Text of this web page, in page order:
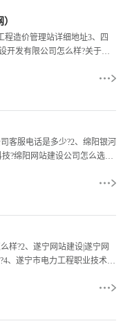
程造价管理站详细地址3、四
开发有限公司怎么样?关于四
客服电话是多少?2、绵阳银河
?绵阳网站建设公司怎么选择
样?2、遂宁网站建设|遂宁网
、遂宁市电力工程职业技术学